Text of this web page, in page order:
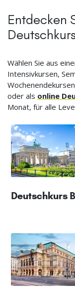
Entdecken
Wählen Sie aus
Intensivkursen,
oder als online
Monat, für alle
Deutschkurs